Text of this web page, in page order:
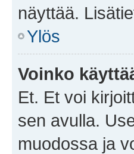
näyttää.
Ylös
Voinko
Et. Et voi
sen avulla.
muodossa ja